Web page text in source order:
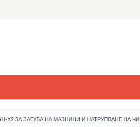
X2 ЗА ЗАГУБА НА МАЗНИНИ И НАТРУПВАНЕ НА